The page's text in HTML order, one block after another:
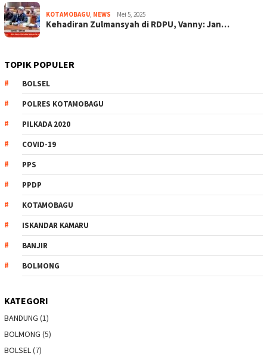
KOTAMOBAGU, NEWS Mei 5, 2025
Kehadiran Zulmansyah di RDPU, Vanny: Jan…
TOPIK POPULER
BOLSEL
POLRES KOTAMOBAGU
PILKADA 2020
COVID-19
PPS
PPDP
KOTAMOBAGU
ISKANDAR KAMARU
BANJIR
BOLMONG
KATEGORI
BANDUNG (1)
BOLMONG (5)
BOLSEL(7)